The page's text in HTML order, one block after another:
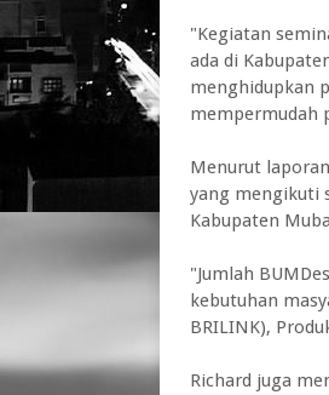
"Kegiatan
ada di
menghidupkan
mempermudah
Menurut
yang mengikuti
Kabupaten
"Jumlah
kebutuhan
BRILINK),
Richard juga